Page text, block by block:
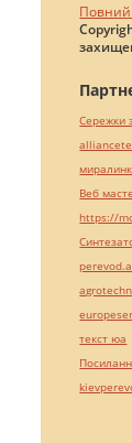
Повний
Сережки
Веб
https://
текст юа